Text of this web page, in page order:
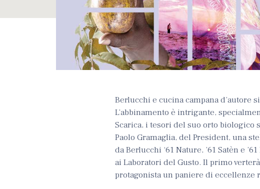
Berlucchi e cucina campana d’autore
L’abbinamento è intrigante,
Scarica, i tesori del suo orto biologico
Paolo Gramaglia, del President, una
da Berlucchi ‘61 Nature, ’61 Satèn e
ai Laboratori del Gusto. Il primo
protagonista un paniere di eccellenze